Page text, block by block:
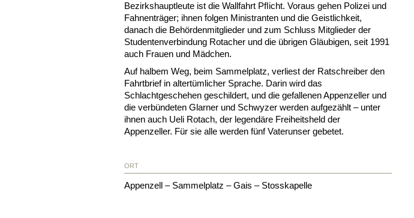
Bezirkshauptleute ist die Wallfahrt Pﬂicht. Voraus gehen Polizei und
Fahnenträger; ihnen folgen Ministranten und die Geistlichkeit,
danach die Behördenmitglieder und zum Schluss Mitglieder der
Studentenverbindung Rotacher und die übrigen Gläubigen, seit 1991
auch Frauen und Mädchen.
Auf halbem Weg, beim Sammelplatz, verliest der Ratschreiber den
Fahrtbrief in altertümlicher Sprache. Darin wird das
Schlachtgeschehen geschildert, und die gefallenen Appenzeller und
die verbündeten Glarner und Schwyzer werden aufgezählt – unter
ihnen auch Ueli Rotach, der legendäre Freiheitsheld der
Appenzeller. Für sie alle werden fünf Vaterunser gebetet.
ORT
Appenzell – Sammelplatz – Gais – Stosskapelle